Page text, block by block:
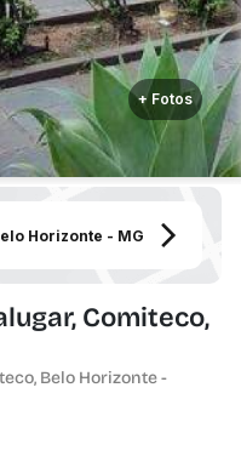
+ Fotos
Horizonte - MG
Comiteco,
Belo Horizonte -